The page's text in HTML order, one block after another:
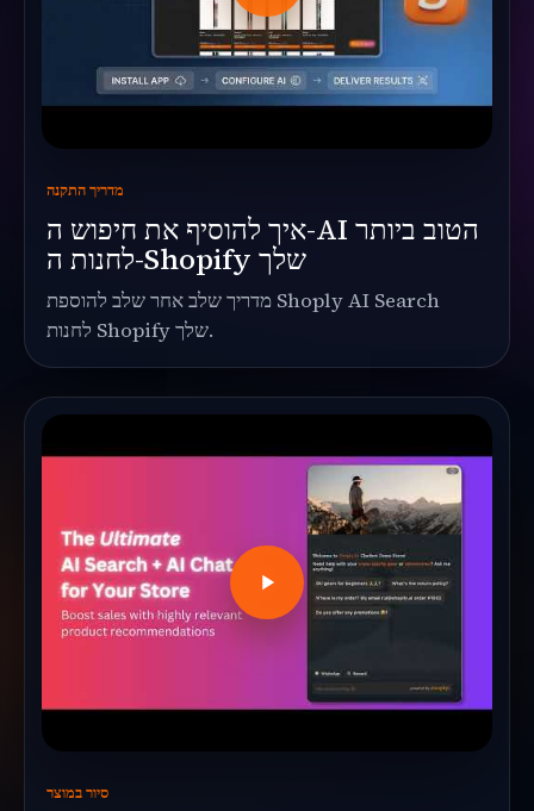
מדריך התקנה
איך להוסיף את חיפוש ה-AI הטוב ביותר
לחנות ה-Shopify שלך
מדריך שלב אחר שלב להוספת Shoply AI Search
לחנות Shopify שלך.
סיור במוצר